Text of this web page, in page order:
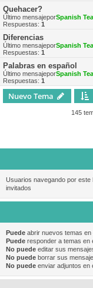
Quehacer?
Último mensajeporSpanish
Respuestas: 1
Diferencias
Último mensajeporSpanish
Respuestas: 1
Palabras en español
Último mensajeporSpanish
Respuestas: 1
Nuevo Tema
145
Usuarios navegando por
invitados
Puede abrir nuevos temas en
Puede responder a temas en
No puede editar sus
No puede borrar sus
No puede enviar adjuntos en